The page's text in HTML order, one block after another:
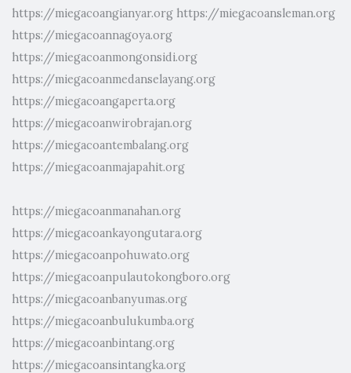
https://miegacoangianyar.org https://miegacoansleman.org
https://miegacoannagoya.org
https://miegacoanmongonsidi.org
https://miegacoanmedanselayang.org
https://miegacoangaperta.org
https://miegacoanwirobrajan.org
https://miegacoantembalang.org
https://miegacoanmajapahit.org
https://miegacoanmanahan.org
https://miegacoankayongutara.org
https://miegacoanpohuwato.org
https://miegacoanpulautokongboro.org
https://miegacoanbanyumas.org
https://miegacoanbulukumba.org
https://miegacoanbintang.org
https://miegacoansintangka.org